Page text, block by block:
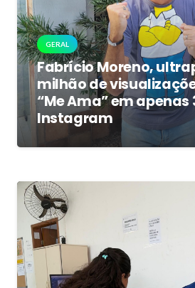
GERAL
Fabrício Moreno,
milhão de
“Me Ama” em apenas
Instagram